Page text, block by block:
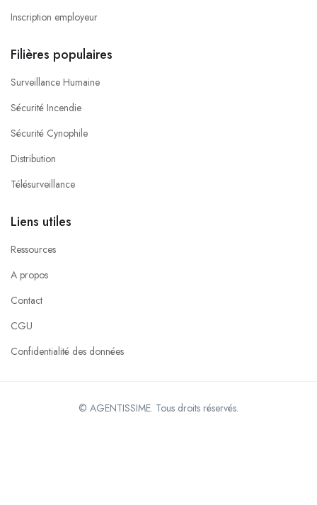
Inscription employeur
Filières populaires
Surveillance Humaine
Sécurité Incendie
Sécurité Cynophile
Distribution
Télésurveillance
Liens utiles
Ressources
A propos
Contact
CGU
Confidentialité des données
© AGENTISSIME. Tous droits réservés.